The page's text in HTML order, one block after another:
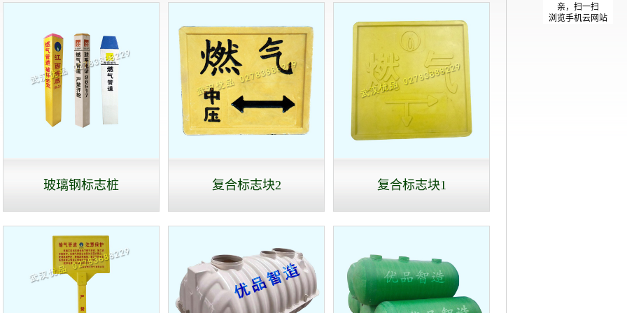
玻璃钢标志桩 复合标志块2 复合标志块1
亲，扫一扫
浏览手机云网站